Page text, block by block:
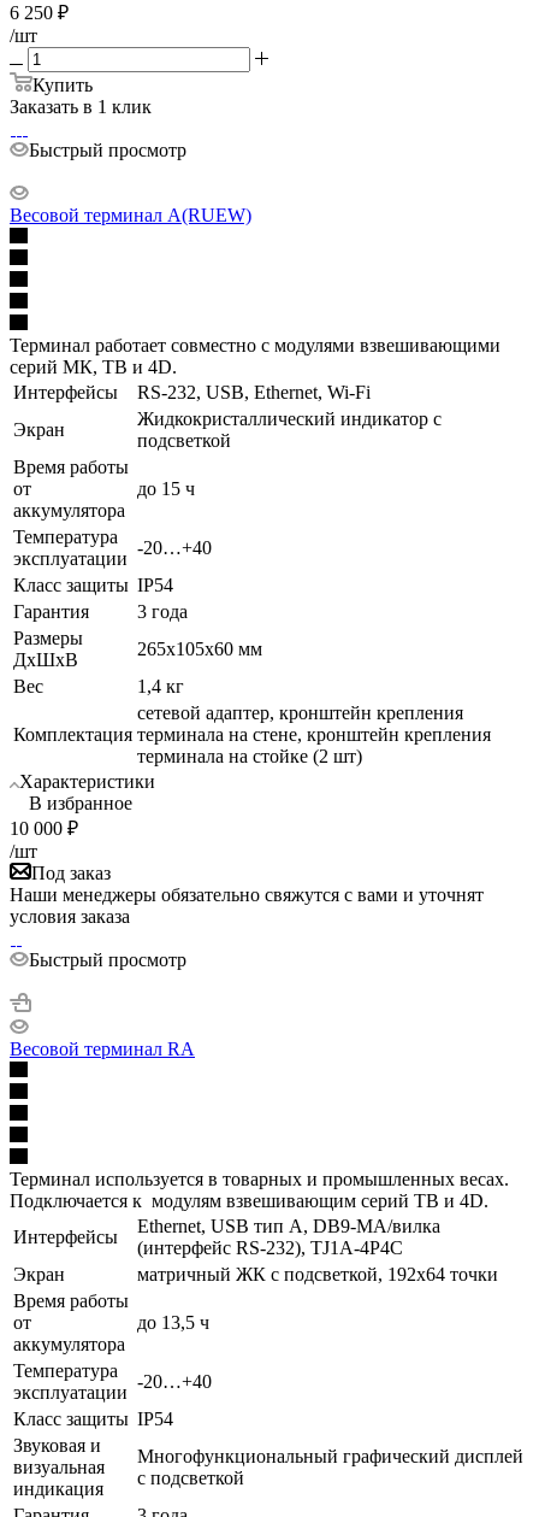
6 250 ₽
/шт
Купить
Заказать в 1 клик
Быстрый просмотр
Весовой терминал A(RUEW)
Терминал работает совместно с модулями взвешивающими
серий МК, ТВ и 4D.
Интерфейсы
RS-232, USB, Ethernet, Wi-Fi
Экран
Жидкокристаллический индикатор с
подсветкой
Время работы
от
аккумулятора
до 15 ч
Температура
эксплуатации
-20…+40
Класс защиты IP54
Гарантия
3 года
Размеры
ДхШхВ
265x105x60 мм
Вес
1,4 кг
Комплектация
сетевой адаптер, кронштейн крепления
терминала на стене, кронштейн крепления
терминала на стойке (2 шт)
Характеристики
В избранное
10 000 ₽
/шт
Под заказ
Наши менеджеры обязательно свяжутся с вами и уточнят
условия заказа
Быстрый просмотр
Весовой терминал RA
Терминал используется в товарных и промышленных весах.
Подключается к модулям взвешивающим серий TB и 4D.
Интерфейсы
Ethernet, USB тип А, DB9-MА/вилка
(интерфейс RS-232), TJ1A-4P4C
Экран
матричный ЖК с подсветкой, 192х64 точки
Время работы
от
аккумулятора
до 13,5 ч
Температура
эксплуатации
-20…+40
Класс защиты IP54
Звуковая и
визуальная
индикация
Многофункциональный графический дисплей
с подсветкой